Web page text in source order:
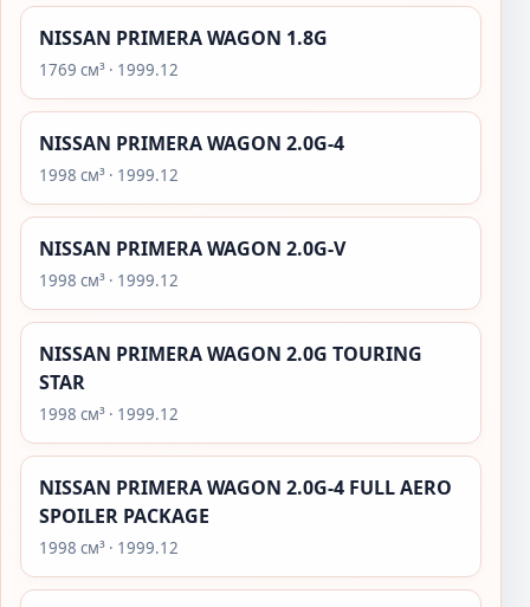
NISSAN PRIMERA WAGON 1.8G
1769 см³ · 1999.12
NISSAN PRIMERA WAGON 2.0G-4
1998 см³ · 1999.12
NISSAN PRIMERA WAGON 2.0G-V
1998 см³ · 1999.12
NISSAN PRIMERA WAGON 2.0G TOURING
STAR
1998 см³ · 1999.12
NISSAN PRIMERA WAGON 2.0G-4 FULL AERO
SPOILER PACKAGE
1998 см³ · 1999.12